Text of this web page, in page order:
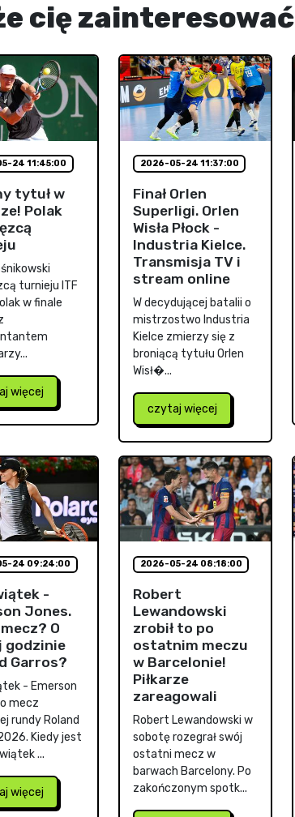
cię zainteresować
24 11:45:00
tytuł w
Polak
turnieju ITF
w finale
więcej
2026-05-24 11:37:00
Finał Orlen
Superligi. Orlen
Wisła Płock -
Industria Kielce.
Transmisja TV i
stream online
W decydującej batalii o
mistrzostwo Industria
Kielce zmierzy się z
broniącą tytułu Orlen
Wisł�...
czytaj więcej
24 09:24:00
-
Jones.
O
godzinie
Garros?
- Emerson
mecz
rundy Roland
Kiedy jest
...
więcej
2026-05-24 08:18:00
Robert
Lewandowski
zrobił to po
ostatnim meczu
w Barcelonie!
Piłkarze
zareagowali
Robert Lewandowski w
sobotę rozegrał swój
ostatni mecz w
barwach Barcelony. Po
zakończonym spotk...